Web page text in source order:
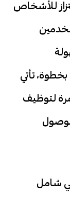
للأشخاص
تأتي
لتوظيف
شامل